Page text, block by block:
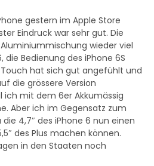
gestern im Apple Store
Eindruck war sehr gut. Die
wieder viel
die Bedienung des iPhone 6S
hat sich gut angefühlt und
die grössere Version
ich mit dem 6er Akkumässig
Aber ich im Gegensatz zum
4,7″ des iPhone 6 nun einen
des Plus machen können.
in den Staaten noch